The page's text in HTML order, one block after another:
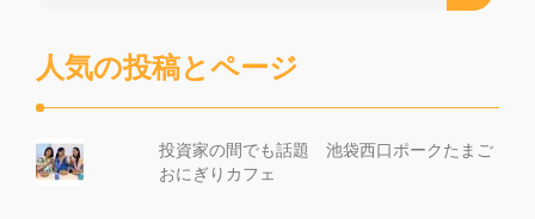
人気の投稿とページ
投資家の間でも話題 池袋西口ポークたまご
おにぎりカフェ